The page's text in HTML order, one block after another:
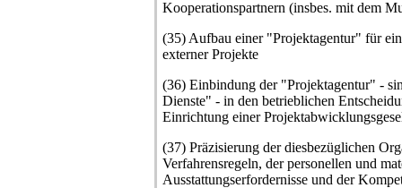
Kooperationspartnern (insbes. mit dem
(35) Aufbau einer "Projektagentur" für
externer Projekte
(36) Einbindung der "Projektagentur" -
Dienste" - in den betrieblichen
Einrichtung einer
(37) Präzisierung der diesbezüglichen
Verfahrensregeln, der personellen und
Ausstattungserfordernisse und der